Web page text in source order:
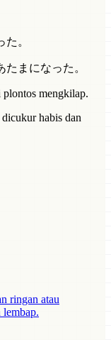
。
まになった。
mengkilap.
habis dan
ringan atau
lembap.